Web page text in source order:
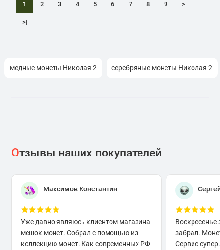
1 2 3 4 5 6 7 8 9 >
>|
медные монеты Николая 2 серебряные монеты Николая 2
Отзывы наших покупателей
Максимов Константин
Уже давно являюсь клиентом магазина
мешок монет. Собрал с помощью из
коллекцию монет. Как современных РФ
Воскресенье
забрал.
Сервис